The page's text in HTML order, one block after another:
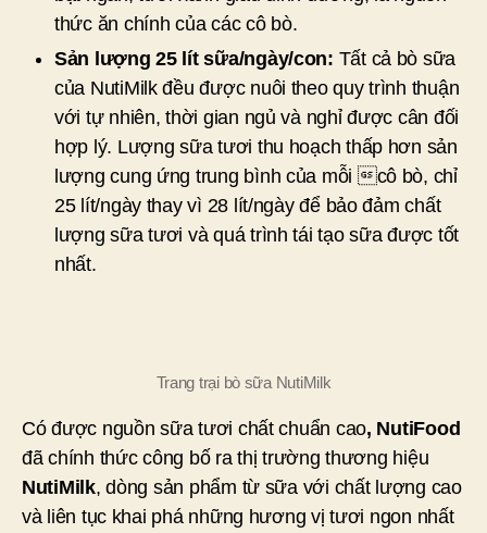
thức ăn chính của các cô bò.
Sản lượng 25 lít sữa/ngày/con: Tất cả bò sữa
của NutiMilk đều được nuôi theo quy trình thuận
với tự nhiên, thời gian ngủ và nghỉ được cân đối
hợp lý. Lượng sữa tươi thu hoạch thấp hơn sản
lượng cung ứng trung bình của mỗi cô bò, chỉ
25 lít/ngày thay vì 28 lít/ngày để bảo đảm chất
lượng sữa tươi và quá trình tái tạo sữa được tốt
nhất.
Trang trại bò sữa NutiMilk
Có được nguồn sữa tươi chất chuẩn cao, NutiFood
đã chính thức công bố ra thị trường thương hiệu
NutiMilk, dòng sản phẩm từ sữa với chất lượng cao
và liên tục khai phá những hương vị tươi ngon nhất